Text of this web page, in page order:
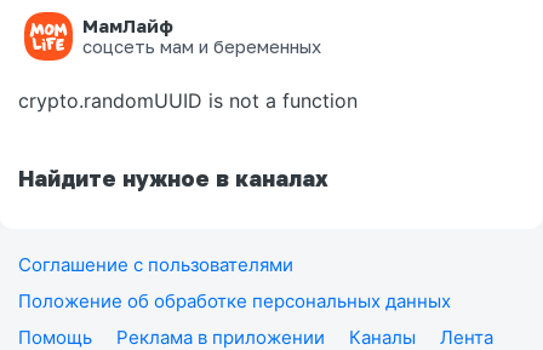
МамЛайф
соцсеть мам и беременных
Ошибка на странице
crypto.randomUUID is not a function
Найдите нужное в каналах
Соглашение с пользователями
Положение об обработке персональных данных
Помощь
Реклама в приложении Каналы
Лента